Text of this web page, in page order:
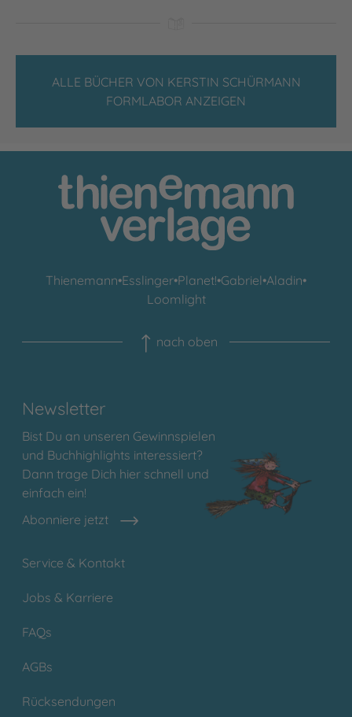
ALLE BÜCHER VON KERSTIN SCHÜRMANN
FORMLABOR ANZEIGEN
Thienemann•Esslinger•Planet!•Gabriel•Aladin•
Loomlight
nach oben
Newsletter
Bist Du an unseren Gewinnspielen
und Buchhighlights interessiert?
Dann trage Dich hier schnell und
einfach ein!
Abonniere jetzt
Service & Kontakt
Jobs & Karriere
FAQs
AGBs
Rücksendungen